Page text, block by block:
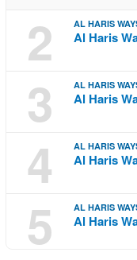
2 AL HARIS
Al Haris
3 AL HARIS
Al Haris
4 AL HARIS
Al Haris
5 AL HARIS
Al Haris